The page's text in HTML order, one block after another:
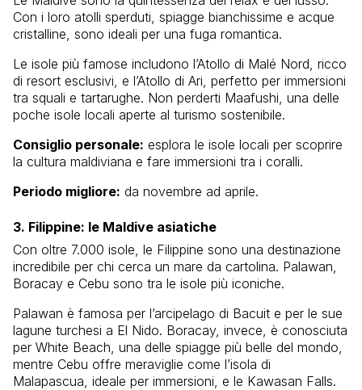
Con i loro atolli sperduti, spiagge bianchissime e acque
cristalline, sono ideali per una fuga romantica.
Le isole più famose includono l’Atollo di Malé Nord, ricco
di resort esclusivi, e l’Atollo di Ari, perfetto per immersioni
tra squali e tartarughe. Non perderti Maafushi, una delle
poche isole locali aperte al turismo sostenibile.
Consiglio personale: esplora le isole locali per scoprire
la cultura maldiviana e fare immersioni tra i coralli.
Periodo migliore: da novembre ad aprile.
3. Filippine: le Maldive asiatiche
Con oltre 7.000 isole, le Filippine sono una destinazione
incredibile per chi cerca un mare da cartolina. Palawan,
Boracay e Cebu sono tra le isole più iconiche.
Palawan è famosa per l’arcipelago di Bacuit e per le sue
lagune turchesi a El Nido. Boracay, invece, è conosciuta
per White Beach, una delle spiagge più belle del mondo,
mentre Cebu offre meraviglie come l’isola di
Malapascua, ideale per immersioni, e le Kawasan Falls.